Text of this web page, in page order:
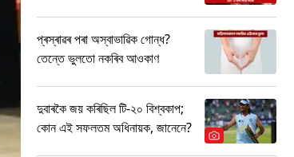
প্ৰস্ৰাৱৰ পৰা অস্বাভাৱিক গোন্ধ?
তেন্তে ভুলতো নকৰিব আওকাণ
দুবাৰকৈ জয় কৰিছিল টি-২০ বিশ্বকাপ;
কোন এই সফলতম অধিনায়ক, জানেনে?